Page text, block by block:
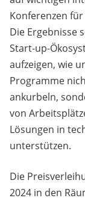
Konferenzen
Die Ergebnisse
Start-up-
aufzeigen, wie
Programme
ankurbeln,
von
Lösungen in
unterstützen.
Die
2024 in den